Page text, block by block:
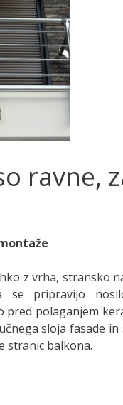
ravne,
z vrha, stransko
se pripravijo
pred polaganjem
sloja fasade in
stranic balkona.